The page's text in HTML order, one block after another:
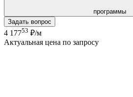
программы
Задать вопрос
4 17753 ₽/м
Актуальная цена по запросу